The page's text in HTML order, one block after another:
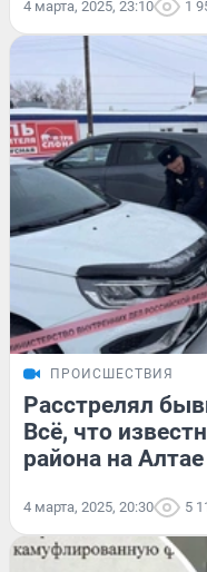
4 марта, 2025, 23:10 1
ПРОИСШЕСТВИЯ
Расстрелял
Всё, что
района на
4 марта, 2025, 20:30 5